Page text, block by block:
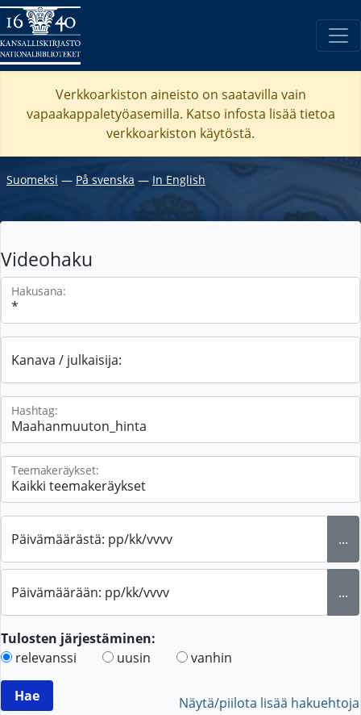
Verkkoarkiston aineisto on saatavilla vain
vapaakappaletyöasemilla. Katso infosta lisää tietoa
verkkoarkiston käytöstä.
Suomeksi ― På svenska ― In English
Videohaku
Hakusana:
Kanava / julkaisija:
Hashtag:
Teemakeräykset:
Päivämäärästä: pp/kk/vvvv ...
Päivämäärään: pp/kk/vvvv ...
Tulosten järjestäminen:
relevanssi
uusin vanhin
Näytä/piilota lisää hakuehtoja